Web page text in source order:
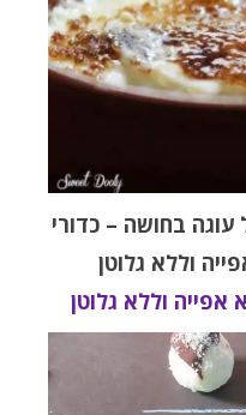
בחושה – כדורי
וללא גלוטן
אפייה וללא גלוטן